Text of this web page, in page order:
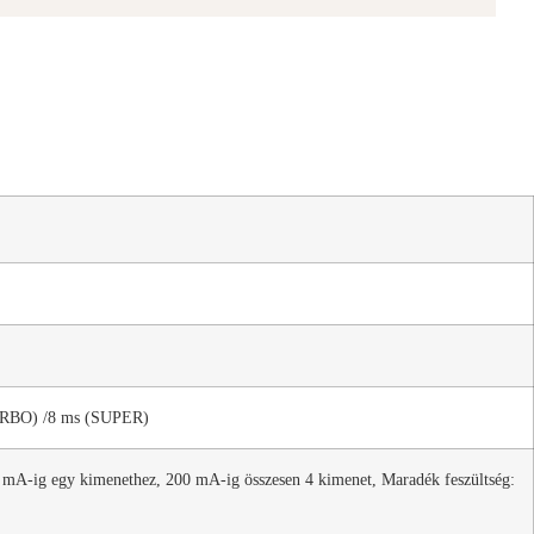
/8 ms (SUPER)
ig egy kimenethez, 200 mA-ig összesen 4 kimenet, Maradék feszültség: